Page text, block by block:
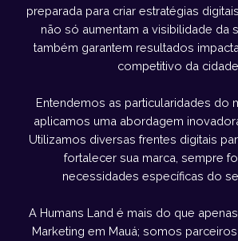
preparada para criar estratégias
não só aumentam a visibilidade da
também garantem resultados
competitivo da cidade.
Entendemos as particularidades do
aplicamos uma abordagem
Utilizamos diversas frentes digitais
fortalecer sua marca, sempre
necessidades específicas do
A Humans Land é mais do que
Marketing em Mauá; somos